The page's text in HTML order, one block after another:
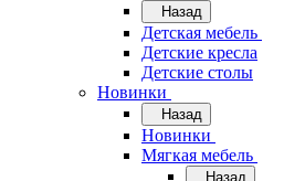
Назад
Детская мебель
Детские кресла
Детские столы
Новинки
Назад
Новинки
Мягкая мебель
Назад